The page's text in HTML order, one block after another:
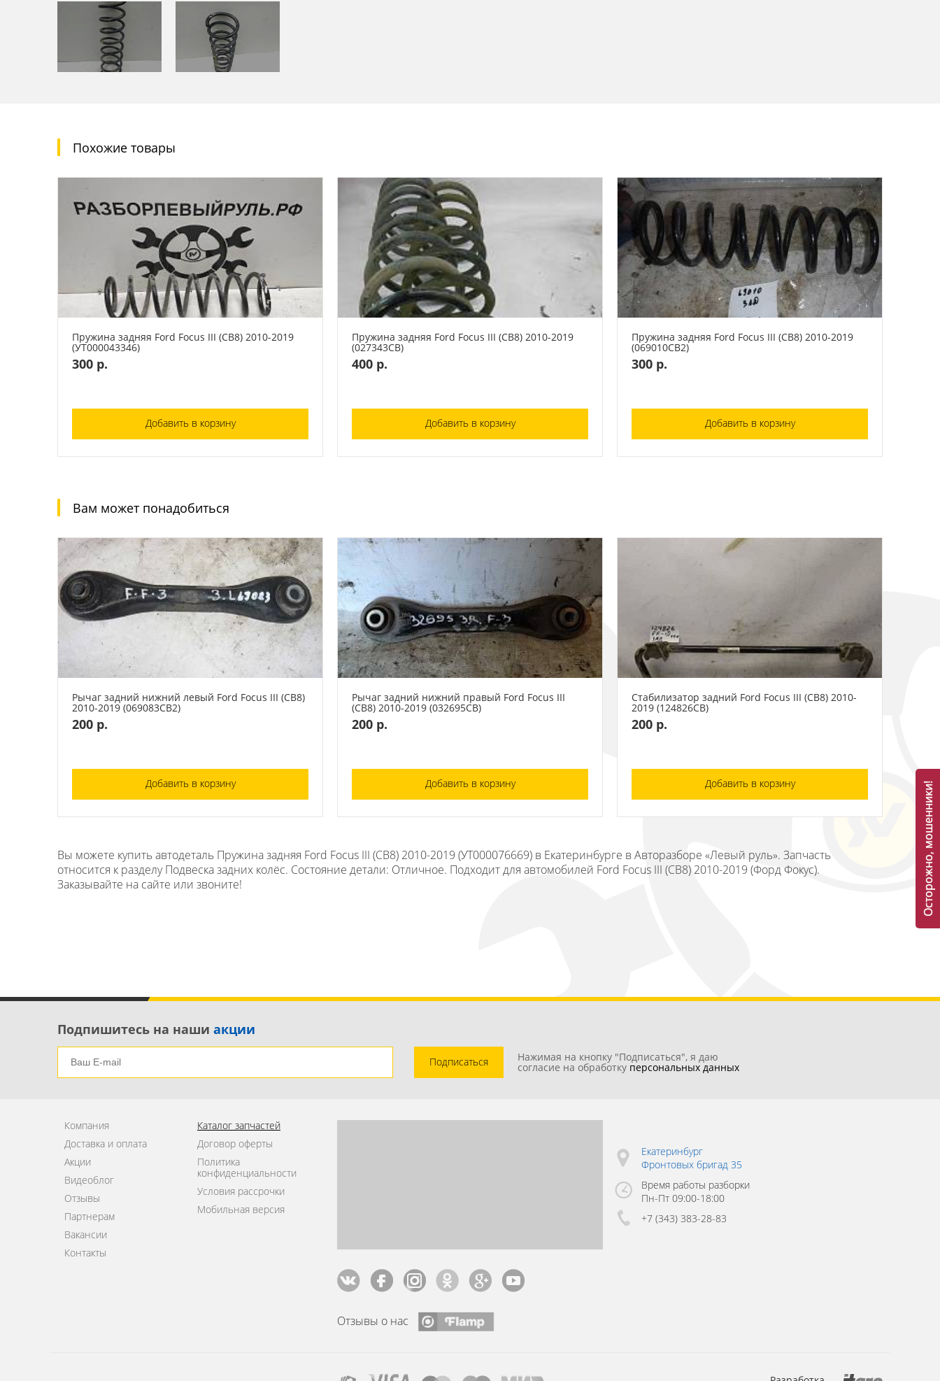
Похожие товары
Пружина задняя Ford Focus III (CB8) 2010-2019
(УТ000043346)
300 р.
Добавить в корзину
Пружина задняя Ford Focus III (CB8) 2010-2019
(027343СВ)
400 р.
Добавить в корзину
Пружина задняя Ford Focus III (CB8) 2010-2019
(069010СВ2)
300 р.
Добавить в корзину
Вам может понадобиться
Рычаг задний нижний левый Ford Focus III (CB8)
2010-2019 (069083СВ2)
200 р.
Добавить в корзину
Рычаг задний нижний правый Ford Focus III
(CB8) 2010-2019 (032695СВ)
200 р.
Добавить в корзину
Стабилизатор задний Ford Focus III (CB8) 2010-
2019 (124826СВ)
200 р.
Добавить в корзину
Вы можете купить автодеталь Пружина задняя Ford Focus III (CB8) 2010-2019 (УТ000076669) в Екатеринбурге в Авторазборе «Левый руль». Запчасть
относится к разделу Подвеска задних колёс. Состояние детали: Отличное. Подходит для автомобилей Ford Focus III (CB8) 2010-2019 (Форд Фокус).
Заказывайте на сайте или звоните!
Подпишитесь на наши акции
Подписаться Нажимая на кнопку "Подписаться", я даю
согласие на обработку персональных данных
Компания
Доставка и оплата
Акции
Видеоблог
Отзывы
Партнерам
Вакансии
Контакты
Каталог запчастей
Договор оферты
Политика
конфиденциальности
Условия рассрочки
Мобильная версия
Отзывы о нас
Екатеринбург
Фронтовых бригад 35
Время работы разборки
Пн-Пт 09:00-18:00
+7 (343) 383-28-83
Осторожно, мошенники!